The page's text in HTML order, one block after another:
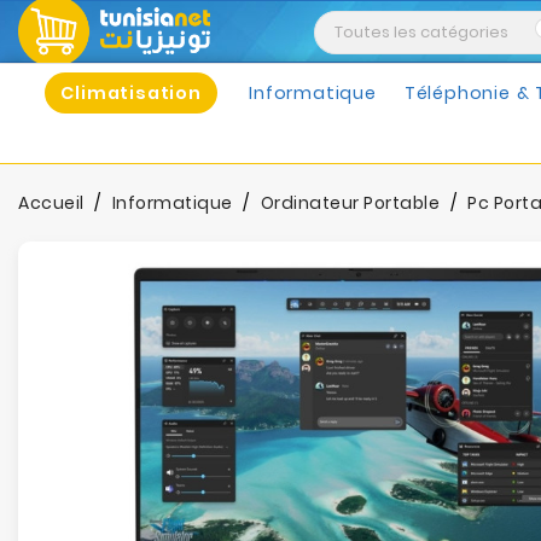
Climatisation Informatique Téléphonie &
Accueil Informatique Ordinateur Portable Pc